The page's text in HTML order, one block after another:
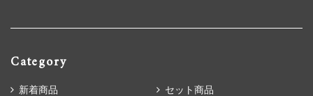
Category
新着商品
セット商品